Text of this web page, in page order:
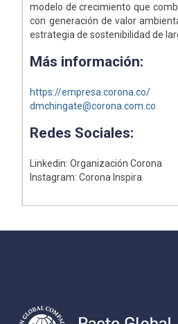
modelo de crecimiento que
con generación de valor
estrategia de sostenibilidad de
Más información:
https://empresa.corona.co/
dmchingate@corona.com.co
Redes Sociales:
Linkedin: Organización Corona
Instagram: Corona Inspira